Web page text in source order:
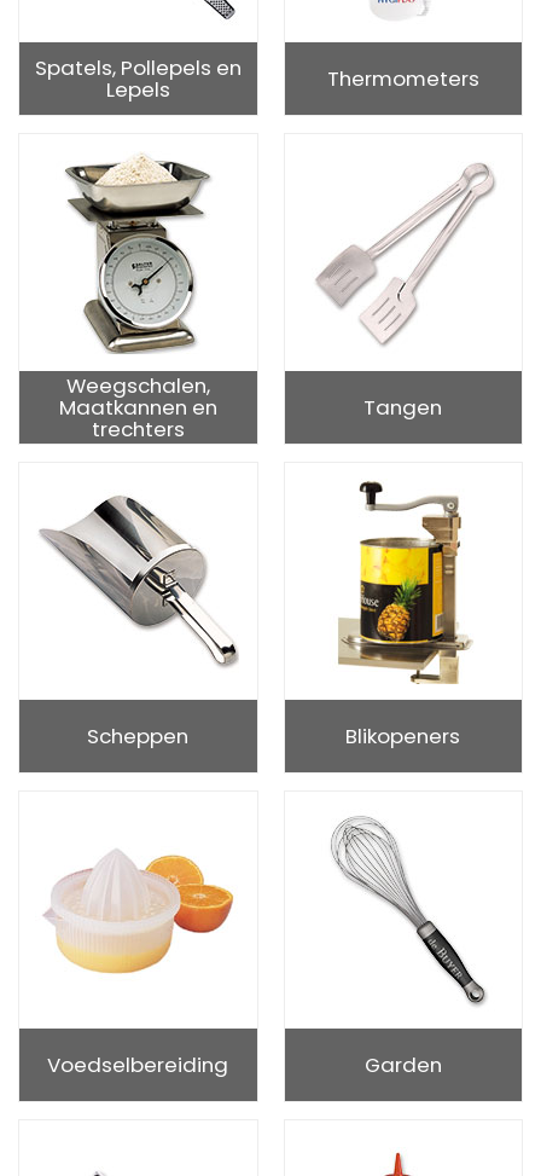
Spatels, Pollepels en
Lepels Thermometers
Weegschalen,
Maatkannen en
trechters
Tangen
Scheppen Blikopeners
Voedselbereiding Garden